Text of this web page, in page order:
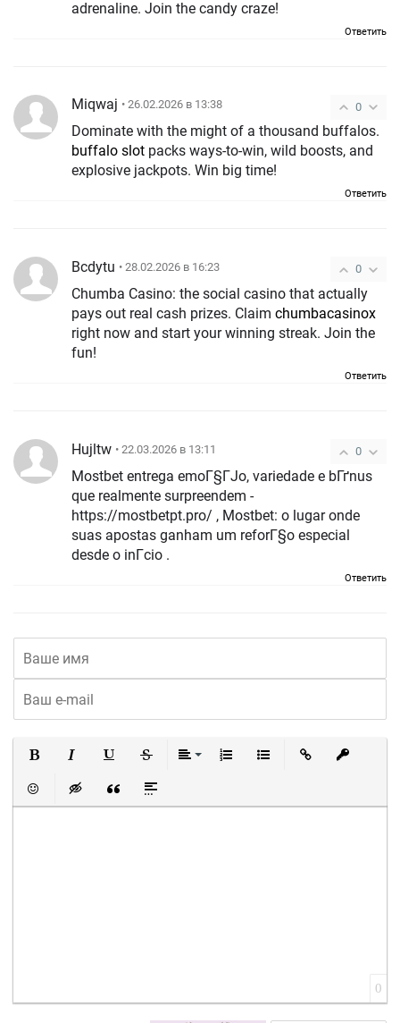
adrenaline. Join the candy craze!
Ответить
0
Miqwaj • 26.02.2026 в 13:38
Dominate with the might of a thousand buffalos.
buffalo slot packs ways-to-win, wild boosts, and
explosive jackpots. Win big time!
Ответить
0
Bcdytu • 28.02.2026 в 16:23
Chumba Casino: the social casino that actually
pays out real cash prizes. Claim chumbacasinox
right now and start your winning streak. Join the
fun!
Ответить
0
Hujltw • 22.03.2026 в 13:11
Mostbet entrega emoГ§ГЈo, variedade e bГґnus
que realmente surpreendem -
https://mostbetpt.pro/ , Mostbet: o lugar onde
suas apostas ganham um reforГ§o especial
desde o inГ­cio .
Ответить
Вставить смайлик
Вставка скрытого текста
Вставка цитаты
Вставка спойлера
0